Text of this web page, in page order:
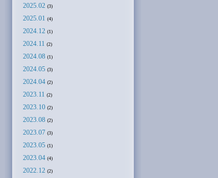
2025.02 (3)
2025.01 (4)
2024.12 (1)
2024.11 (2)
2024.08 (1)
2024.05 (3)
2024.04 (2)
2023.11 (2)
2023.10 (2)
2023.08 (2)
2023.07 (3)
2023.05 (1)
2023.04 (4)
2022.12 (2)